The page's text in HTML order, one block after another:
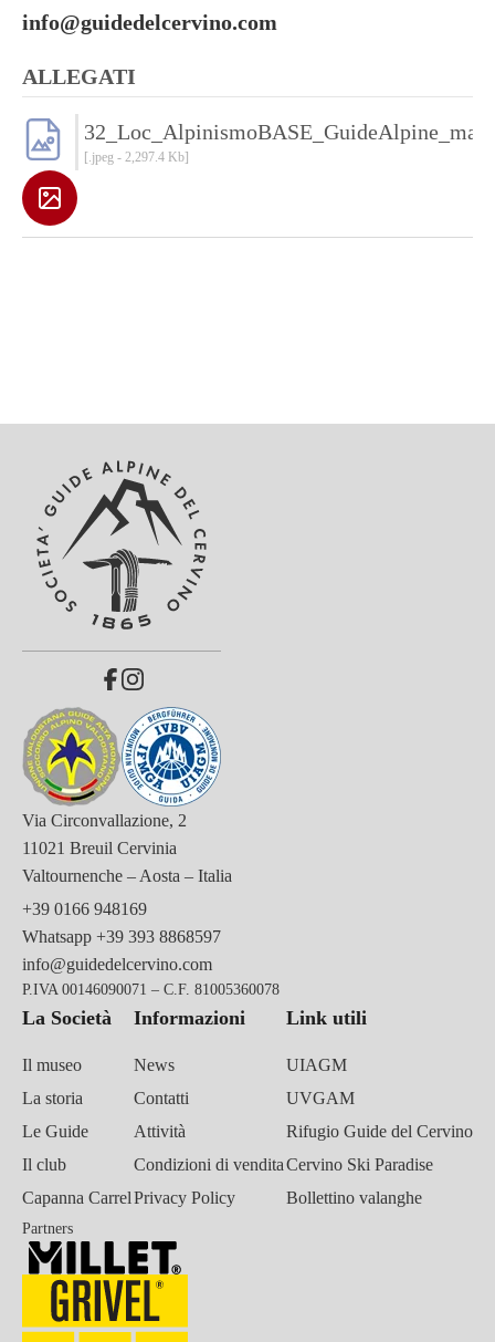
info@guidedelcervino.com
ALLEGATI
[.jpeg - 2,297.4 Kb]
Via Circonvallazione, 2
11021 Breuil Cervinia
Valtournenche – Aosta – Italia
+39 0166 948169
Whatsapp +39 393 8868597
info@guidedelcervino.com
P.IVA 00146090071 – C.F. 81005360078
La Società
Il museo
La storia
Le Guide
Il club
Capanna Carrel
Informazioni
News
Contatti
Attività
Condizioni di vendita
Privacy Policy
Link utili
UIAGM
UVGAM
Rifugio Guide del Cervino
Cervino Ski Paradise
Bollettino valanghe
Partners